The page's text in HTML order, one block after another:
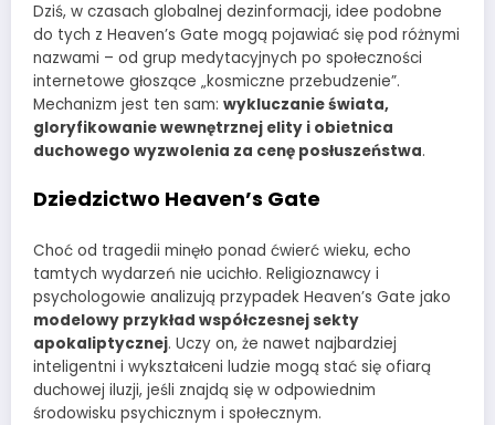
Dziś, w czasach globalnej dezinformacji, idee podobne
do tych z Heaven’s Gate mogą pojawiać się pod różnymi
nazwami – od grup medytacyjnych po społeczności
internetowe głoszące „kosmiczne przebudzenie”.
Mechanizm jest ten sam: wykluczanie świata,
gloryfikowanie wewnętrznej elity i obietnica
duchowego wyzwolenia za cenę posłuszeństwa.
Dziedzictwo Heaven’s Gate
Choć od tragedii minęło ponad ćwierć wieku, echo
tamtych wydarzeń nie ucichło. Religioznawcy i
psychologowie analizują przypadek Heaven’s Gate jako
modelowy przykład współczesnej sekty
apokaliptycznej. Uczy on, że nawet najbardziej
inteligentni i wykształceni ludzie mogą stać się ofiarą
duchowej iluzji, jeśli znajdą się w odpowiednim
środowisku psychicznym i społecznym.